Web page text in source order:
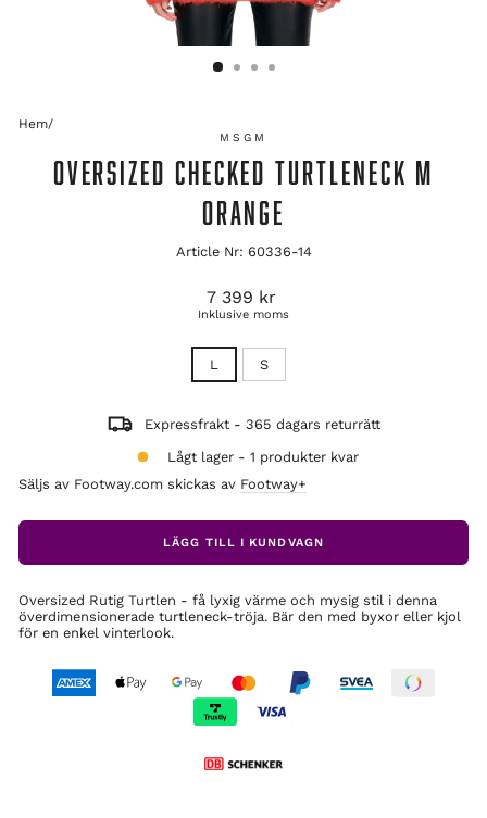
Hem/
MSGM
OVERSIZED CHECKED TURTLENECK M
ORANGE
Article Nr: 60336-14
Ordinarie
pris
7 399 kr
Inklusive moms
L S
Expressfrakt - 365 dagars returrätt
Lågt lager - 1 produkter kvar
Säljs av Footway.com skickas av Footway+
LÄGG TILL I KUNDVAGN
Oversized Rutig Turtlen - få lyxig värme och mysig stil i denna
överdimensionerade turtleneck-tröja. Bär den med byxor eller kjol
för en enkel vinterlook.